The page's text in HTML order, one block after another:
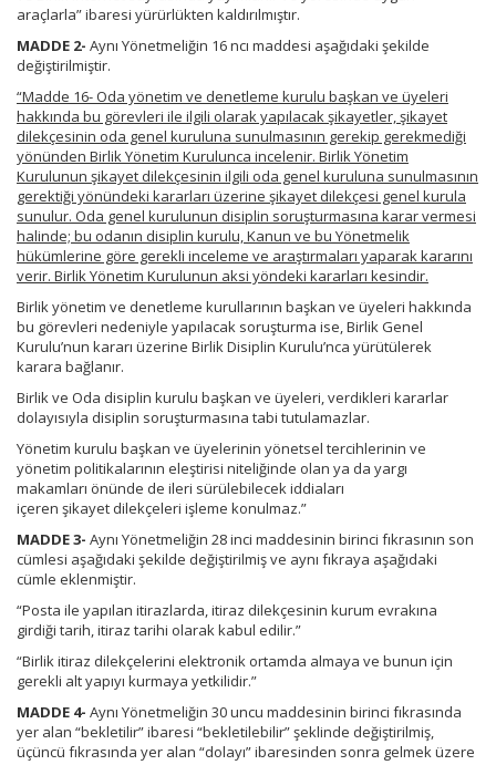
araçlarla” ibaresi yürürlükten kaldırılmıştır.
MADDE 2- Aynı Yönetmeliğin 16 ncı maddesi aşağıdaki şekilde
değiştirilmiştir.
“Madde 16- Oda yönetim ve denetleme kurulu başkan ve üyeleri
hakkında bu görevleri ile ilgili olarak yapılacak şikayetler, şikayet
dilekçesinin oda genel kuruluna sunulmasının gerekip gerekmediği
yönünden Birlik Yönetim Kurulunca incelenir. Birlik Yönetim
Kurulunun şikayet dilekçesinin ilgili oda genel kuruluna sunulmasının
gerektiği yönündeki kararları üzerine şikayet dilekçesi genel kurula
sunulur. Oda genel kurulunun disiplin soruşturmasına karar vermesi
halinde; bu odanın disiplin kurulu, Kanun ve bu Yönetmelik
hükümlerine göre gerekli inceleme ve araştırmaları yaparak kararını
verir. Birlik Yönetim Kurulunun aksi yöndeki kararları kesindir.
Birlik yönetim ve denetleme kurullarının başkan ve üyeleri hakkında
bu görevleri nedeniyle yapılacak soruşturma ise, Birlik Genel
Kurulu’nun kararı üzerine Birlik Disiplin Kurulu’nca yürütülerek
karara bağlanır.
Birlik ve Oda disiplin kurulu başkan ve üyeleri, verdikleri kararlar
dolayısıyla disiplin soruşturmasına tabi tutulamazlar.
Yönetim kurulu başkan ve üyelerinin yönetsel tercihlerinin ve
yönetim politikalarının eleştirisi niteliğinde olan ya da yargı
makamları önünde de ileri sürülebilecek iddiaları
içeren şikayet dilekçeleri işleme konulmaz.”
MADDE 3- Aynı Yönetmeliğin 28 inci maddesinin birinci fıkrasının son
cümlesi aşağıdaki şekilde değiştirilmiş ve aynı fıkraya aşağıdaki
cümle eklenmiştir.
“Posta ile yapılan itirazlarda, itiraz dilekçesinin kurum evrakına
girdiği tarih, itiraz tarihi olarak kabul edilir.”
“Birlik itiraz dilekçelerini elektronik ortamda almaya ve bunun için
gerekli alt yapıyı kurmaya yetkilidir.”
MADDE 4- Aynı Yönetmeliğin 30 uncu maddesinin birinci fıkrasında
yer alan “bekletilir” ibaresi “bekletilebilir” şeklinde değiştirilmiş,
üçüncü fıkrasında yer alan “dolayı” ibaresinden sonra gelmek üzere